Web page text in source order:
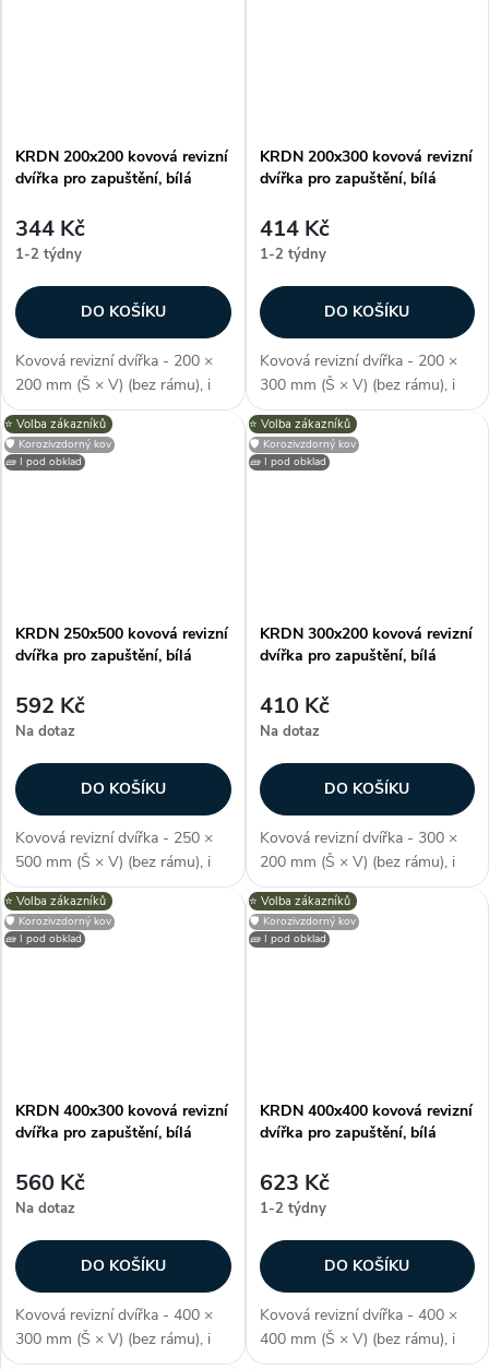
KRDN 200x200 kovová revizní
dvířka pro zapuštění, bílá
344 Kč
1-2 týdny
DO KOŠÍKU
Kovová revizní dvířka - 200 ×
200 mm (Š × V) (bez rámu), i
pro skrytou instalaci, odolné
proti vlhkosti, perforovaný
kovový rám, zvýšený okrajový
KRDN 200x300 kovová revizní
dvířka pro zapuštění, bílá
414 Kč
1-2 týdny
DO KOŠÍKU
Kovová revizní dvířka - 200 ×
300 mm (Š × V) (bez rámu), i
pro skrytou instalaci, odolné
proti vlhkosti, perforovaný
kovový rám, zvýšený okrajový
⭐️ Volba zákazníků
🧱 I pod obklad
🛡️ Korozivzdorný kov
KRDN 250x500 kovová revizní
dvířka pro zapuštění, bílá
592 Kč
Na dotaz
DO KOŠÍKU
Kovová revizní dvířka - 250 ×
500 mm (Š × V) (bez rámu), i
pro skrytou instalaci, odolné
proti vlhkosti, perforovaný
kovový rám, zvýšený okrajový
⭐️ Volba zákazníků
🧱 I pod obklad
🛡️ Korozivzdorný kov
KRDN 300x200 kovová revizní
dvířka pro zapuštění, bílá
410 Kč
Na dotaz
DO KOŠÍKU
Kovová revizní dvířka - 300 ×
200 mm (Š × V) (bez rámu), i
pro skrytou instalaci, odolné
proti vlhkosti, perforovaný
kovový rám, zvýšený okrajový
⭐️ Volba zákazníků
🧱 I pod obklad
🛡️ Korozivzdorný kov
KRDN 400x300 kovová revizní
dvířka pro zapuštění, bílá
560 Kč
Na dotaz
DO KOŠÍKU
Kovová revizní dvířka - 400 ×
300 mm (Š × V) (bez rámu), i
pro skrytou instalaci, odolné
⭐️ Volba zákazníků
🧱 I pod obklad
🛡️ Korozivzdorný kov
KRDN 400x400 kovová revizní
dvířka pro zapuštění, bílá
623 Kč
1-2 týdny
DO KOŠÍKU
Kovová revizní dvířka - 400 ×
400 mm (Š × V) (bez rámu), i
pro skrytou instalaci, odolné